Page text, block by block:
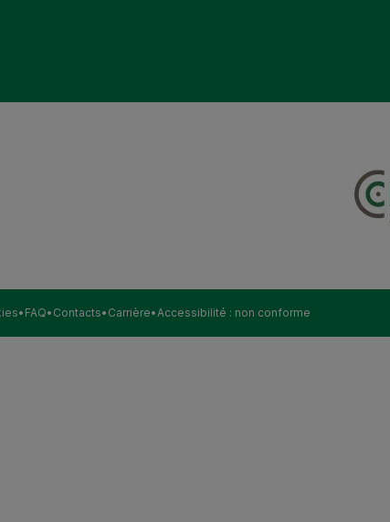
FAQ Contacts Carrière Accessibilité : non conforme